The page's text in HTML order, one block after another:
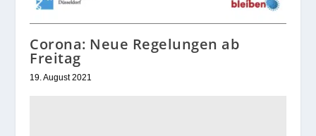
Corona: Neue Regelungen ab
Freitag
19. August 2021